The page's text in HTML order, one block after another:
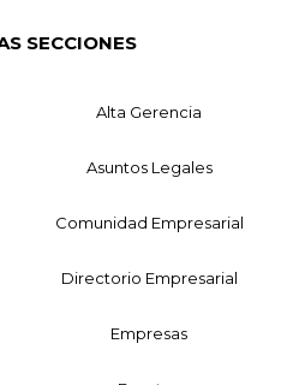
SECCIONES
Alta Gerencia
Asuntos Legales
Comunidad Empresarial
Directorio Empresarial
Empresas